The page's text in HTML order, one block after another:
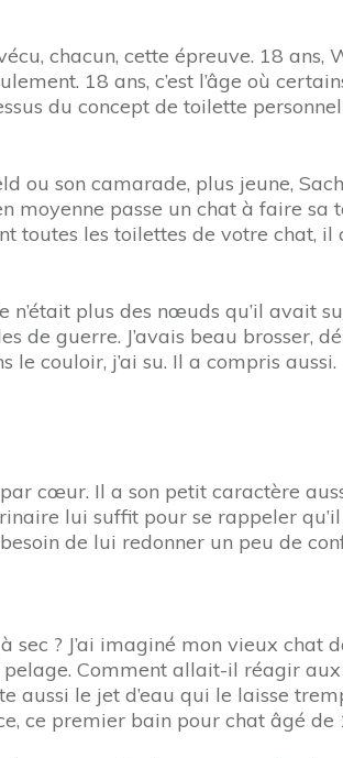
chacun, cette épreuve. 18 ans,
18 ans, c’est l’âge où
du concept de toilette
ou son camarade, plus jeune,
moyenne passe un chat à faire sa
toutes les toilettes de votre chat, il
plus des nœuds qu’il avait
guerre. J’avais beau brosser,
le couloir, j’ai su. Il a compris aussi.
cœur. Il a son petit caractère
lui suffit pour se rappeler
de lui redonner un peu de
? J’ai imaginé mon vieux chat
Comment allait-il réagir aux
aussi le jet d’eau qui le laisse
ce premier bain pour chat âgé de